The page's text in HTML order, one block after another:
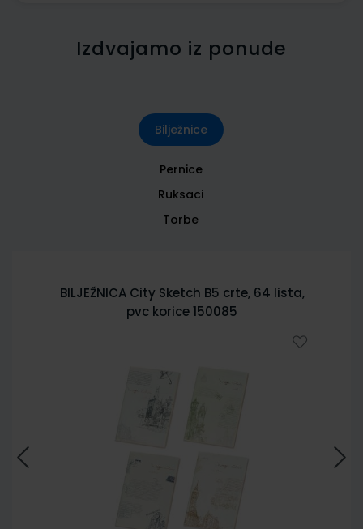
Izdvajamo iz ponude
Bilježnice
Pernice
Ruksaci
Torbe
BILJEŽNICA City Sketch B5 crte, 64 lista,
pvc korice 150085